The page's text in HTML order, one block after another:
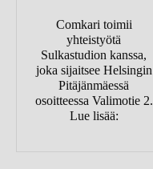
Comkari toimii
yhteistyötä
Sulkastudion kanssa,
joka sijaitsee Helsingin
Pitäjänmäessä
osoitteessa Valimotie 2.
Lue lisää: